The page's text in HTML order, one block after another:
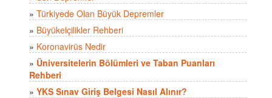
» Türkiyede Olan Büyük Depremler
» Büyükelçilikler Rehberi
» Koronavirüs Nedir
» Üniversitelerin Bölümleri ve Taban Puanları
Rehberi
» YKS Sınav Giriş Belgesi Nasıl Alınır?